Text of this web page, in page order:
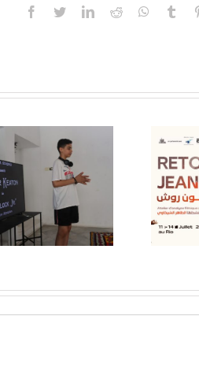
Facebook
TwitterLinkedIn
Reddit
Retour sur
Jean Rouch,
Le Rio, juillet
2023